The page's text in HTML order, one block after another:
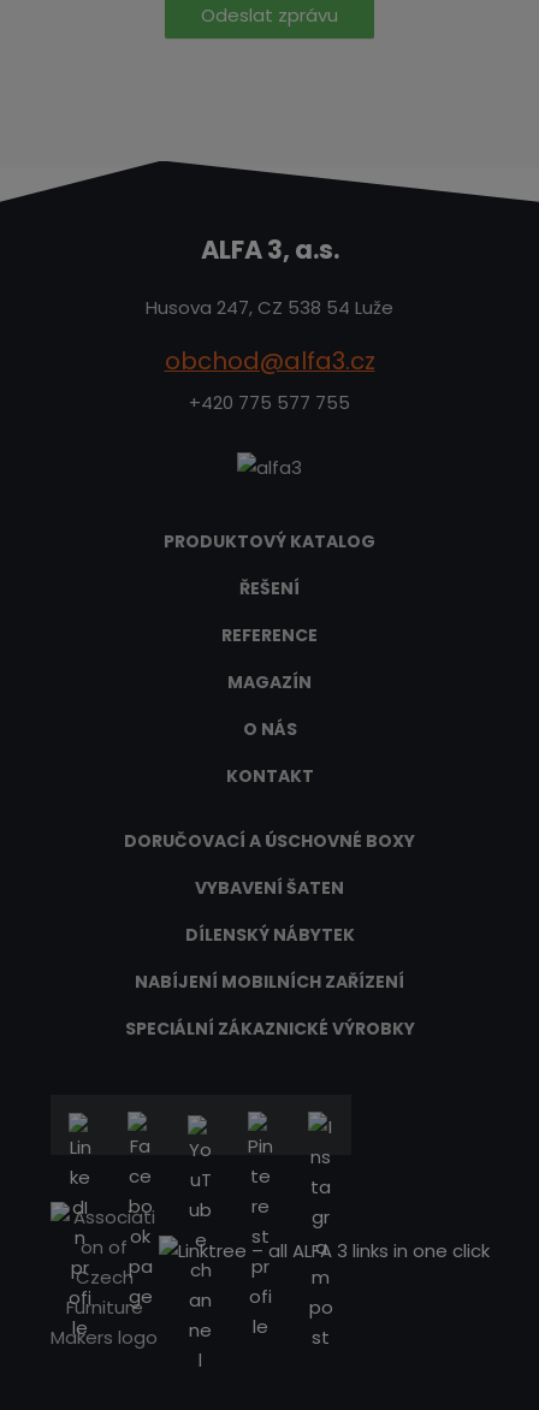
Odeslat zprávu
ALFA 3, a.s.
Husova 247, CZ 538 54 Luže
obchod@alfa3.cz
+420 775 577 755
PRODUKTOVÝ KATALOG
ŘEŠENÍ
REFERENCE
MAGAZÍN
O NÁS
KONTAKT
DORUČOVACÍ A ÚSCHOVNÉ BOXY
VYBAVENÍ ŠATEN
DÍLENSKÝ NÁBYTEK
NABÍJENÍ MOBILNÍCH ZAŘÍZENÍ
SPECIÁLNÍ ZÁKAZNICKÉ VÝROBKY